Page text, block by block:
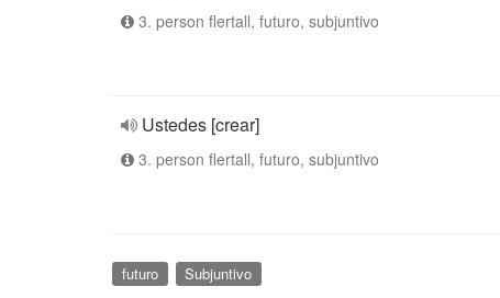
3. person flertall, futuro, subjuntivo
Ustedes [crear]
3. person flertall, futuro, subjuntivo
futuro Subjuntivo